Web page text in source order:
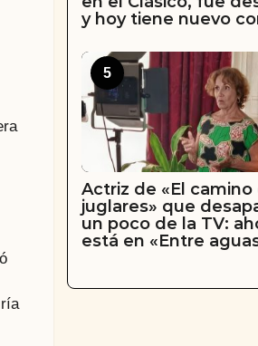
y hoy tiene nuevo
5
Actriz de «El camino
juglares» que
un poco de la TV:
está en «Entre